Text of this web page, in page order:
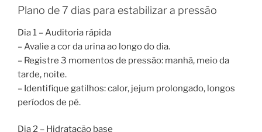
Plano de 7 dias para estabilizar a pressão
Dia 1 – Auditoria rápida
– Avalie a cor da urina ao longo do dia.
– Registre 3 momentos de pressão: manhã, meio da
tarde, noite.
– Identifique gatilhos: calor, jejum prolongado, longos
períodos de pé.
Dia 2 – Hidratação base